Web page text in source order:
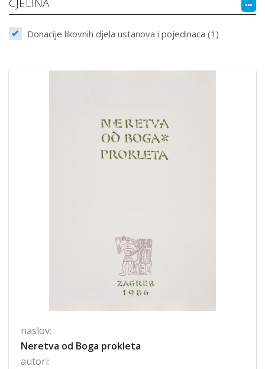
CJELINA
Donacije likovnih djela ustanova i pojedinaca (1)
naslov:
Neretva od Boga prokleta
autori: